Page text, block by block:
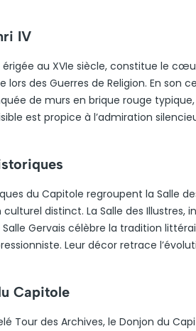
IV
érigée au XVIe siècle, constitue le
lors des Guerres de Religion. En
de murs en brique rouge
est propice à l’admiration
du Capitole regroupent la Salle
distinct. La Salle des Illustres,
Salle Gervais célèbre la tradition
Leur décor retrace
Capitole
Tour des Archives, le Donjon du